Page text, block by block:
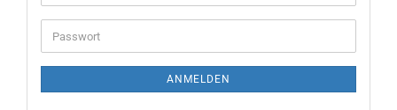
Mail-
Adresse
Passwort
ANMELDEN